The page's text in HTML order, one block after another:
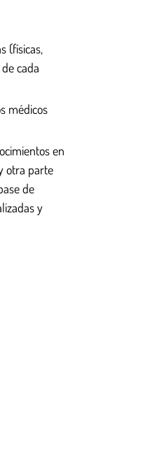
(físicas,
cada
médicos
en
otra parte
de
y